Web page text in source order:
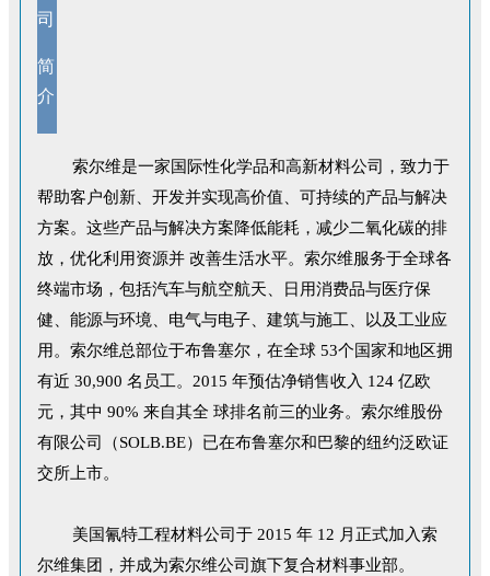
司
简
介
索尔维是一家国际性化学品和高新材料公司，致力于
帮助客户创新、开发并实现高价值、可持续的产品与解决
方案。这些产品与解决方案降低能耗，减少二氧化碳的排
放，优化利用资源并 改善生活水平。索尔维服务于全球各
终端市场，包括汽车与航空航天、日用消费品与医疗保
健、能源与环境、电气与电子、建筑与施工、以及工业应
用。索尔维总部位于布鲁塞尔，在全球 53个国家和地区拥
有近 30,900 名员工。2015 年预估净销售收入 124 亿欧
元，其中 90% 来自其全 球排名前三的业务。索尔维股份
有限公司（SOLB.BE）已在布鲁塞尔和巴黎的纽约泛欧证
交所上市。
美国氰特工程材料公司于 2015 年 12 月正式加入索
尔维集团，并成为索尔维公司旗下复合材料事业部。